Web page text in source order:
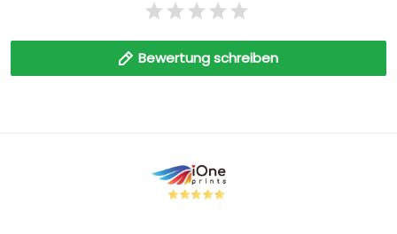
Bewertung schreiben